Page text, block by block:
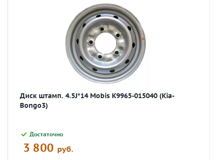
Диск штамп. 4.5J*14 Mobis K9965-015040 (Kia-
Bongo3)
Достаточно
3 800 руб.